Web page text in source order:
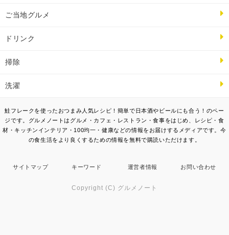
ご当地グルメ
ドリンク
掃除
洗濯
鮭フレークを使ったおつまみ人気レシピ！簡単で日本酒やビールにも合う！のペー
ジです。グルメノートはグルメ・カフェ・レストラン・食事をはじめ、レシピ・食
材・キッチンインテリア・100均一・健康などの情報をお届けするメディアです。今
の食生活をより良くするための情報を無料で購読いただけます。
サイトマップ キーワード 運営者情報 お問い合わせ
Copyright (C) グルメノート